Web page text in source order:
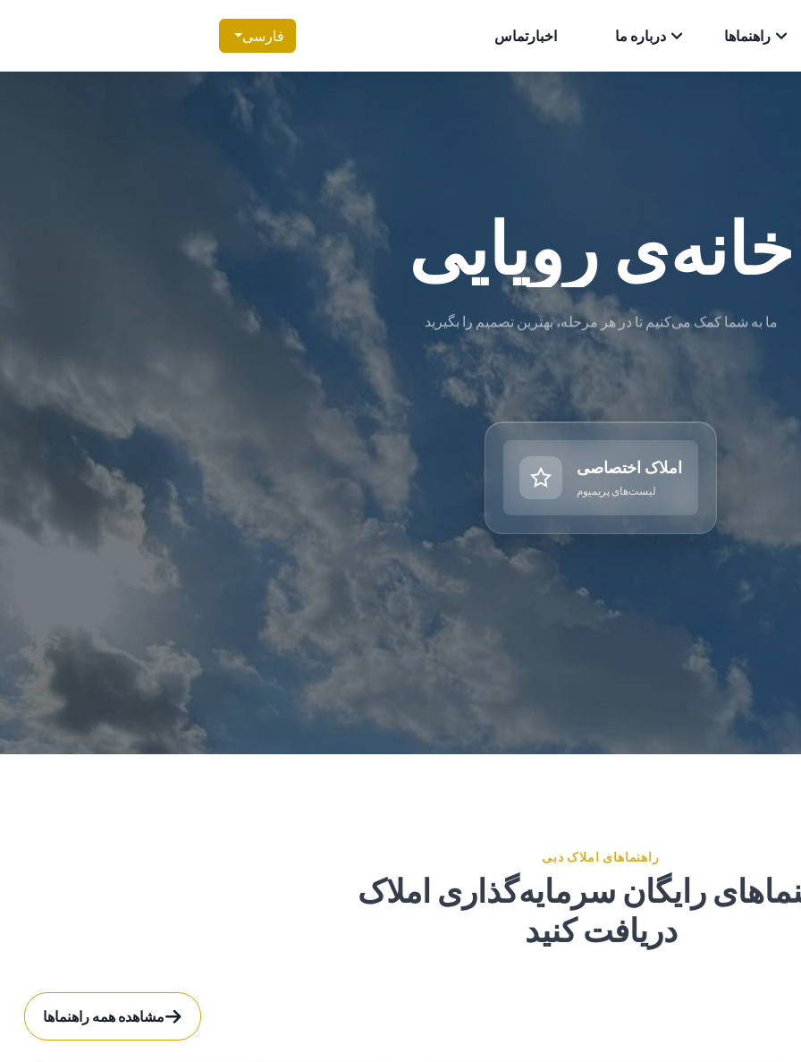
راهنماها درباره ما اخبارتماس فارسی
خانه‌ی رویایی
ما به شما کمک می‌کنیم تا در هر مرحله، بهترین تصمیم را بگیرید
املاک اختصاصی
لیست‌های پریمیوم
راهنماهای املاک دبی
رایگان سرمایه‌گذاری املاک
دریافت کنید
مشاهده همه راهنماها